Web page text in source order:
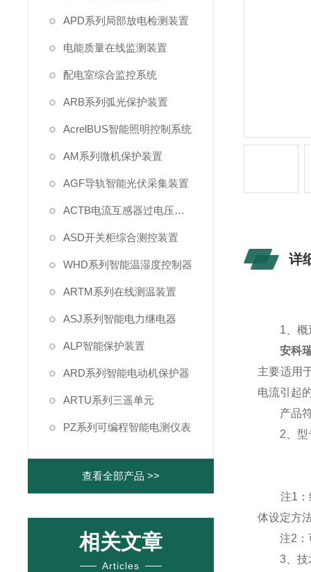
APD系列局部放电检测装置
电能质量在线监测装置
配电室综合监控系统
ARB系列弧光保护装置
AcrelBUS智能照明控制系统
AM系列微机保护装置
AGF导轨智能光伏采集装置
ACTB电流互感器过电压保护
ASD开关柜综合测控装置
WHD系列智能温湿度控制器
ARTM系列在线测温装置
ASJ系列智能电力继电器
ALP智能保护装置
ARD系列智能电动机保护器
ARTU系列三遥单元
PZ系列可编程智能电测仪表
查看全部产品 >>
相关文章
Articles
详
1、概
安科
主要适用
电流引起
产品符
2、型
注1：继
体设定方
注2：可
3、技